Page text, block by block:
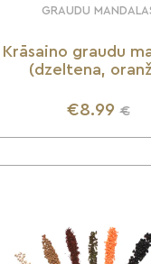
GRAUDU
Krāsaino graudu
(dzeltena,
€8.99 €
UZZINI VAIRĀK